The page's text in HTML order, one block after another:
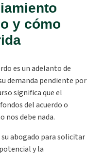
y cómo
es un adelanto de
demanda pendiente por
significa que el
del acuerdo o
nos debe nada.
abogado para solicitar
y la